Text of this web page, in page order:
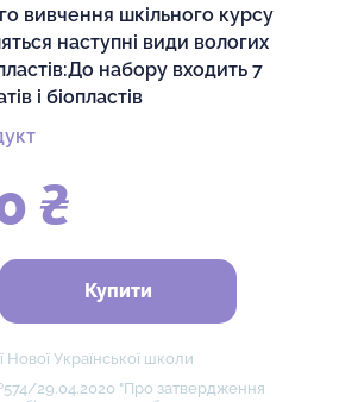
вивчення шкільного курсу
наступні види вологих
набору входить 7
і біопластів
₴
Купити
Нової Української школи
29.04.2020 "Про затвердження